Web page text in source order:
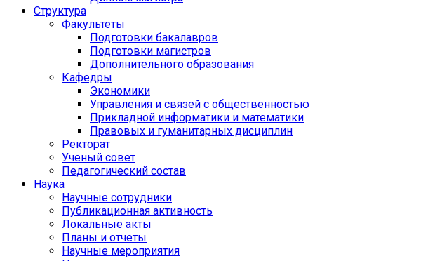
Структура
Факультеты
Подготовки бакалавров
Подготовки магистров
Дополнительного образования
Кафедры
Экономики
Управления и связей с общественностью
Прикладной информатики и математики
Правовых и гуманитарных дисциплин
Ректорат
Ученый совет
Педагогический состав
Наука
Научные сотрудники
Публикационная активность
Локальные акты
Планы и отчеты
Научные мероприятия